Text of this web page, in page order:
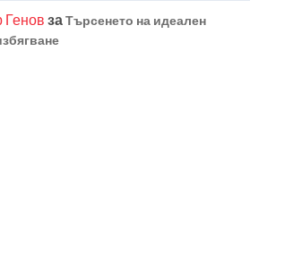
Генов заТърсенето на идеален